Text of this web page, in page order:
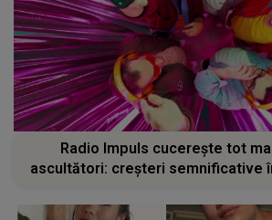
Radio Impuls cucerește tot
ascultători: creșteri semnificative